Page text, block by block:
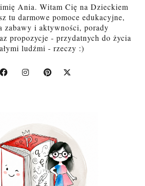
Ania. Witam Cię na Dzieckiem
tu darmowe pomoce edukacyjne,
zabawy i aktywności, porady
propozycje - przydatnych do życia
ludźmi - rzeczy :)